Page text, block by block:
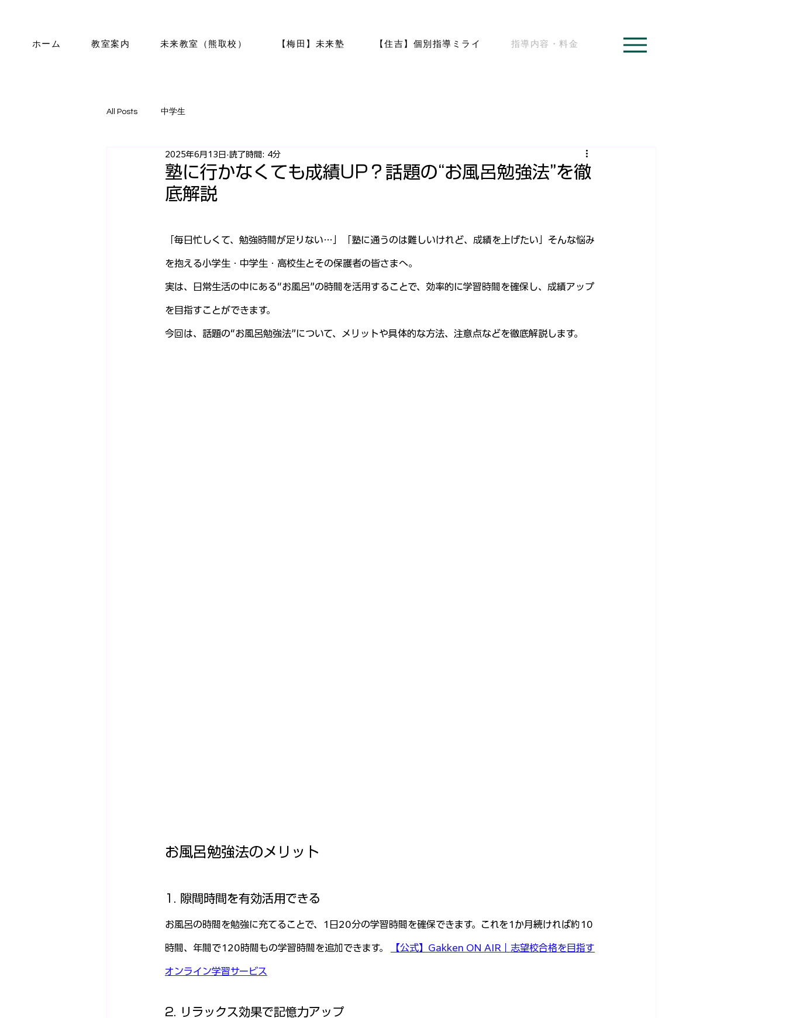
ホーム 教室案内 未来教室（熊取校） 【梅田】未来塾 【住吉】個別指導ミライ 指導内容・料金
All Posts 中学生
塾に行かなくても成績UP？話題の“お風呂勉強法”を徹
底解説
2025年6月13日 読了時間: 4分
「毎日忙しくて、勉強時間が足りない…」「塾に通うのは難しいけれど、成績を上げたい」そんな悩み
を抱える小学生・中学生・高校生とその保護者の皆さまへ。
実は、日常生活の中にある“お風呂”の時間を活用することで、効率的に学習時間を確保し、成績アップ
を目指すことができます。
今回は、話題の“お風呂勉強法”について、メリットや具体的な方法、注意点などを徹底解説します。
お風呂勉強法のメリット
1. 隙間時間を有効活用できる
お風呂の時間を勉強に充てることで、1日20分の学習時間を確保できます。これを1か月続ければ約10
時間、年間で120時間もの学習時間を追加できます。 【公式】Gakken ON AIR｜志望校合格を目指す
オンライン学習サービス
2. リラックス効果で記憶力アップ